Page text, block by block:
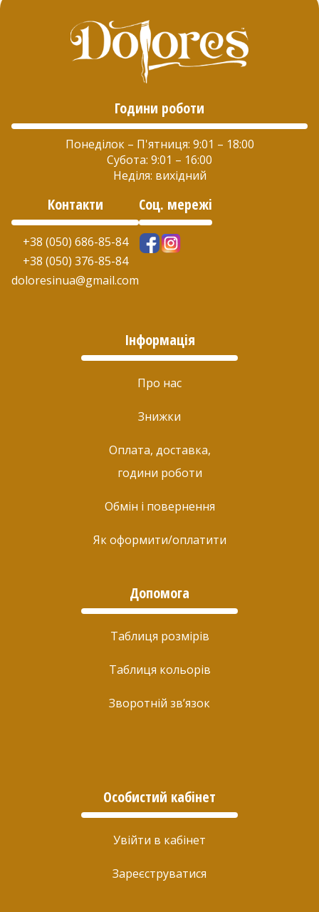
Години роботи
Понеділок – П'ятниця: 9:01 – 18:00
Субота: 9:01 – 16:00
Неділя: вихідний
Контакти
+38 (050) 686-85-84
+38 (050) 376-85-84
doloresinua@gmail.com
Соц. мережі
Інформація
Про нас
Знижки
Оплата, доставка,
години роботи
Обмін і повернення
Як оформити/оплатити
Допомога
Таблиця розмірів
Таблиця кольорів
Зворотній зв’язок
Особистий кабінет
Увійти в кабінет
Зареєструватися